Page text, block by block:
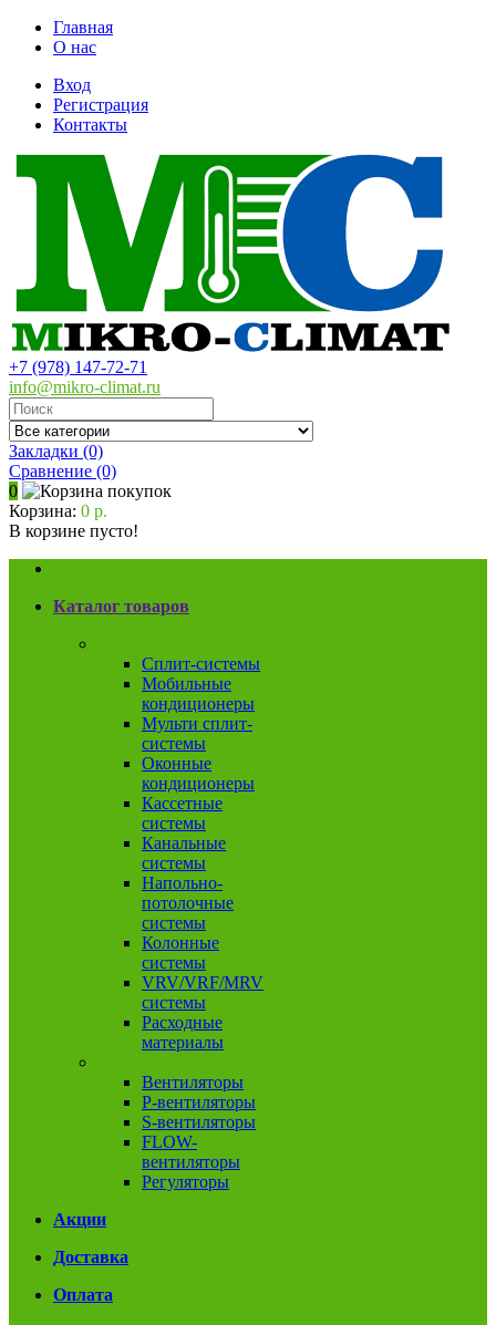
Главная
О нас
Вход
Регистрация
Контакты
+7 (978) 147-72-71
info@mikro-climat.ru
Закладки (0)
Сравнение (0)
0
Корзина: 0 р.
В корзине пусто!
Каталог товаров
Сплит-системы
Мобильные
кондиционеры
Мульти сплит-
системы
Оконные
кондиционеры
Кассетные
системы
Канальные
системы
Напольно-
потолочные
системы
Колонные
системы
VRV/VRF/MRV
системы
Расходные
материалы
Вентиляторы
P-вентиляторы
S-вентиляторы
FLOW-
вентиляторы
Регуляторы
Акции
Доставка
Оплата